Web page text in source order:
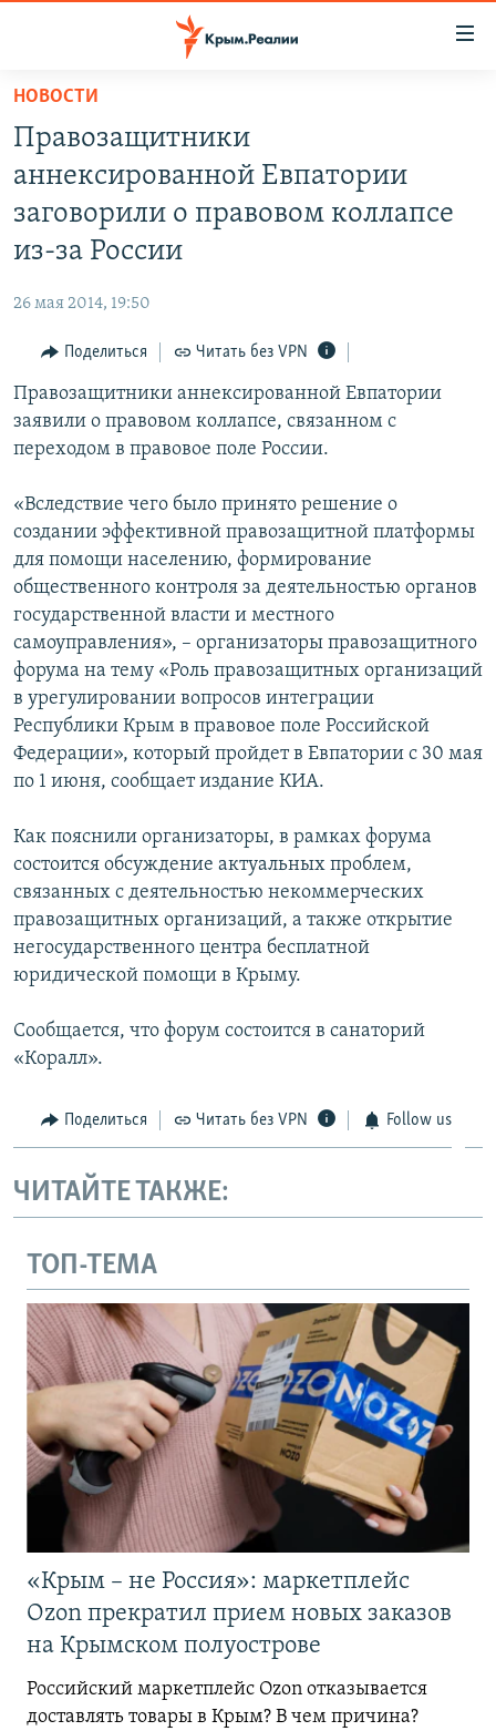
Вернуться
основному
содержанию
главной
Вернутся
поиску
СПЕЦПРОЕКТЫ
КАРТА ВОЕННЫХ ОБЪЕКТОВ КРЫМА
ИСТОРИЯ
ИНФОГРАФИКА
ТЕЛЕПРОЕКТ КРЫМ.РЕАЛИИ
СОВЕТЫ ПРАВОЗАЩИТНИКОВ
ПОБЕДИТЕЛЕЙ НЕ СУДЯТ?
КРЫМ.НЕПОКОРЕННЫЙ
ELIFBE
УКРАИНСКАЯ ПРОБЛЕМА КРЫМА
РАДІО СВОБОДА
КАК ОБОЙТИ БЛОКИРОВКУ
Українською
Qırımtatar
ПРИСОЕДИНЯЙТЕСЬ!
Все сайты RFE/RL
НОВОСТИ
Правозащитники
аннексированной Евпатории
заговорили о правовом коллапсе
из-за России
26 мая 2014, 19:50
Поделиться Читать без VPN
Правозащитники аннексированной Евпатории
заявили о правовом коллапсе, связанном с
переходом в правовое поле России.
«Вследствие чего было принято решение о
создании эффективной правозащитной платформы
для помощи населению, формирование
общественного контроля за деятельностью органов
государственной власти и местного
самоуправления», – организаторы правозащитного
форума на тему «Роль правозащитных организаций
в урегулировании вопросов интеграции
Республики Крым в правовое поле Российской
Федерации», который пройдет в Евпатории с 30 мая
по 1 июня, сообщает издание КИА.
Как пояснили организаторы, в рамках форума
состоится обсуждение актуальных проблем,
связанных с деятельностью некоммерческих
правозащитных организаций, а также открытие
негосударственного центра бесплатной
юридической помощи в Крыму.
Сообщается, что форум состоится в санаторий
«Коралл».
Поделиться Читать без VPN Follow us
ЧИТАЙТЕ ТАКЖЕ:
ТОП-ТЕМА
«Крым – не Россия»: маркетплейс
Ozon прекратил прием новых заказов
на Крымском полуострове
Российский маркетплейс Ozon отказывается
доставлять товары в Крым? В чем причина?